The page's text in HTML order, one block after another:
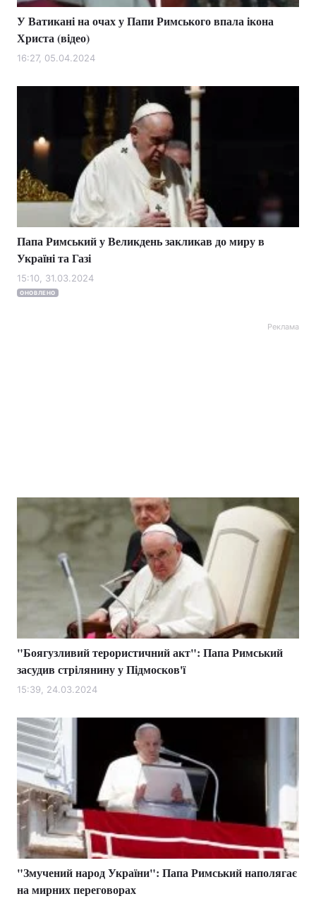
У Ватикані на очах у Папи Римського впала ікона
Христа (відео)
16:27, 05.04.2024
Папа Римський у Великдень закликав до миру в
Україні та Газі
15:10, 31.03.2024
ОНОВЛЕНО
Реклама
"Боягузливий терористичний акт": Папа Римський
засудив стрілянину у Підмосков'ї
15:39, 24.03.2024
"Змучений народ України": Папа Римський наполягає
на мирних переговорах